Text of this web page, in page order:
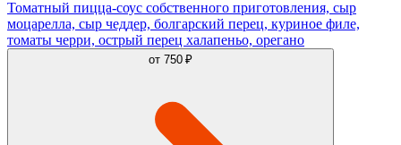
Томатный пицца-соус собственного приготовления, сыр
моцарелла, сыр чеддер, болгарский перец, куриное филе,
томаты черри, острый перец халапеньо, орегано
от 750 ₽